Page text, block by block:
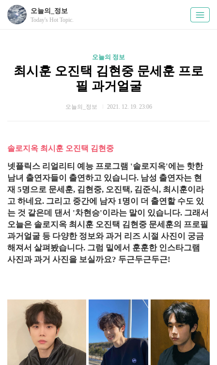
오늘의_정보
Today's Hot Topic.
오늘의 정보
최시훈 오진택 김현중 문세훈 프로
필 과거얼굴
오늘의_정보 2021. 12. 19. 23:06
솔로지옥 최시훈 오진택 김현중
넷플릭스 리얼리티 예능 프로그램 '솔로지옥'에는 핫한
남녀 출연자들이 출연하고 있습니다. 남성 출연자는 현
재 5명으로 문세훈, 김현중, 오진택, 김준식, 최시훈이라
고 하네요. 그리고 중간에 남자 1명이 더 출연할 수도 있
는 것 같은데 댄서 '차현승'이라는 말이 있습니다. 그래서
오늘은 솔로지옥 최시훈 오진택 김현중 문세훈의 프로필
과거얼굴 등 다양한 정보와 과거 리즈 시절 사진이 궁금
해져서 살펴봤습니다. 그럼 밑에서 훈훈한 인스타그램
사진과 과거 사진을 보실까요? 두근두근두근!